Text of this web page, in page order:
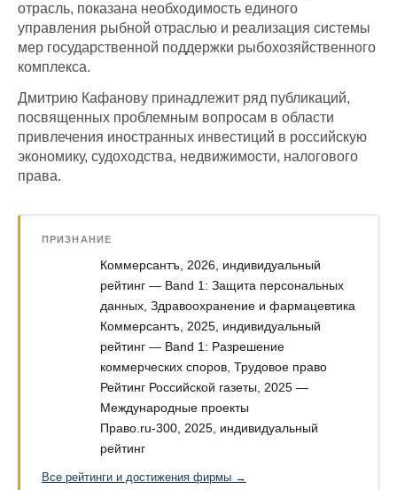
отрасль, показана необходимость единого
управления рыбной отраслью и реализация системы
мер государственной поддержки рыбохозяйственного
комплекса.
Дмитрию Кафанову принадлежит ряд публикаций,
посвященных проблемным вопросам в области
привлечения иностранных инвестиций в российскую
экономику, судоходства, недвижимости, налогового
права.
ПРИЗНАНИЕ
Коммерсантъ, 2026, индивидуальный
рейтинг — Band 1: Защита персональных
данных, Здравоохранение и фармацевтика
Коммерсантъ, 2025, индивидуальный
рейтинг — Band 1: Разрешение
коммерческих споров, Трудовое право
Рейтинг Российской газеты, 2025 —
Международные проекты
Право.ru-300, 2025, индивидуальный
рейтинг
Все рейтинги и достижения фирмы →